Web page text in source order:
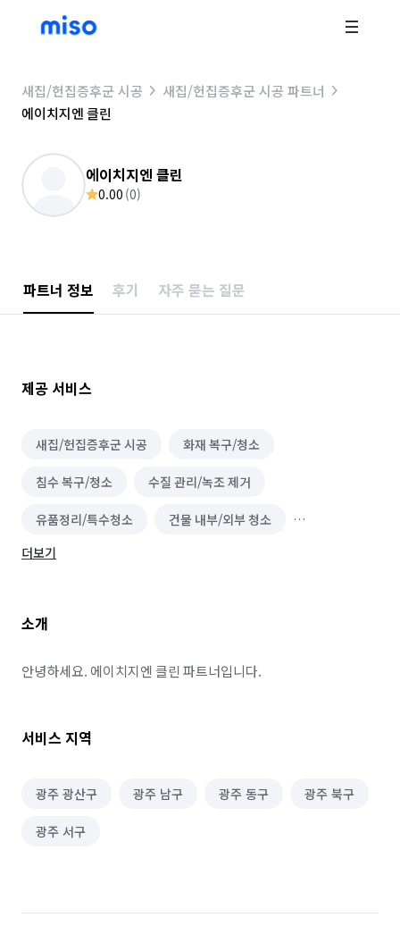
새집/헌집증후군 시공
새집/헌집증후군 시공 파트너
에이치지엔 클린
에이치지엔 클린
0.00 (0)
파트너 정보 후기 자주 묻는 질문
제공 서비스
새집/헌집증후군 시공 화재 복구/청소
침수 복구/청소 수질 관리/녹조 제거
유품정리/특수청소 건물 내부/외부 청소
물탱크/저수조 청소
건물 관리(종합/시설/행정/경비)
정리수납 전문가 곰팡이 제거 배관 청소
더보기
소개
안녕하세요. 에이치지엔 클린 파트너입니다.
서비스 지역
광주 광산구 광주 남구 광주 동구 광주 북구
광주 서구